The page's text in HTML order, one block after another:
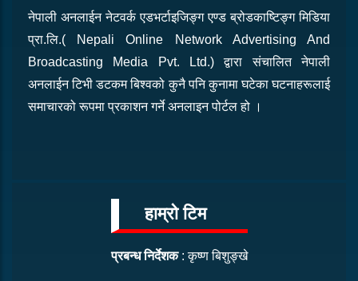
नेपाली अनलाईन नेटवर्क एडभर्टाइजिङ्ग एण्ड ब्रोडकाष्टिङ्ग मिडिया
प्रा.लि.( Nepali Online Network Advertising And
Broadcasting Media Pvt. Ltd.) द्वारा संचालित नेपाली
अनलाईन टिभी डटकम बिश्वको कुनै पनि कुनामा घटेका घटनाहरूलाई
समाचारको रूपमा प्रकाशन गर्ने अनलाइन पोर्टल हो ।
हाम्रो टिम
प्रबन्ध निर्देशक: कृष्ण बिशुङ्खे